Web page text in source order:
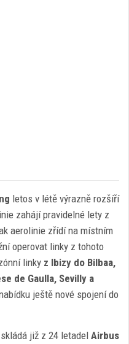
letos v létě výrazně rozšíří
zahájí pravidelné lety z
aerolinie zřídí na místním
operovat linky z tohoto
linky z Ibizy do Bilbaa,
de Gaulla, Sevilly a
ještě nové spojení do
již z 24 letadel Airbus